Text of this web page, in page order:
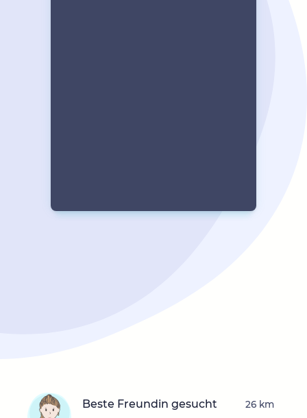
Beste Freundin gesucht 26 km